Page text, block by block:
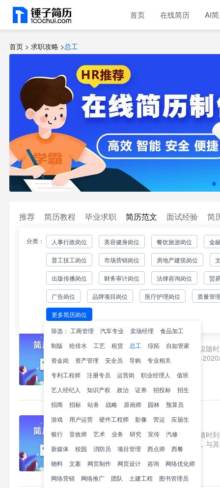
首页 在线简历 AI
首页 > 求职攻略 >总工
推荐 简历教程 毕业求职 简历范文
分类： 人事行政岗位 美容健身岗位 餐饮旅游岗位 金
普工技工岗位 市场营销岗位 房地产建筑岗位
出版传播岗位 财务审计岗位 法律咨询岗位 贸
广告岗位 品牌项目岗位 医疗护理岗位 质量管
更多简历岗位
筛选： 工商管理 汽车专业 卖场经理
食品加工
制版
给排水 工艺 租赁 总工 综拓
自如管家
资金岗
资产管理 安全员 导购
专业相关
专利工程师
注册专员 运营岗 职业经理人
值班
艺人经纪人
知识产权 政治 证券 招投标
招生
招商
招标 站务 战略 原画师 园林
预算员
游戏
用户运营 硬件工程师 影像 营运
应届生
银行
音效师 艺术 业务 研究 宣传
汽修
新媒体
校园 消防员 项目管理 西点师
西餐
物料
文案 网页制作 网页设计 咨询
网络优化师
网络营销
网络推广 团队 土建工程
图书管理员
面试经验 简
总工项目经理简历范文
求职意向总工/项目经理广东深圳薪
工作经验2020.x-2020x锤子简历信
线及工程资料收集整理。2..1
207
总工面试简历范文
求职意向总工海南琼海薪资面议随
科GPA3.8/4.0工作经验2020.x-
270
总混工经验简历范文
求职意向总混工上海薪资面议随时
间积极参加学生会的各项活动，与
作任务，成功举办多次大型..1
185